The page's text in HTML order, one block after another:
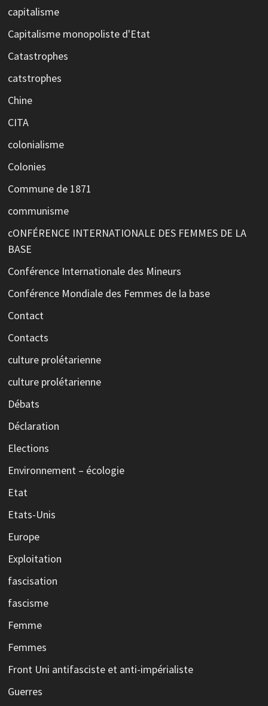
capitalisme
Capitalisme monopoliste d'Etat
Catastrophes
catstrophes
Chine
CITA
colonialisme
Colonies
Commune de 1871
communisme
cONFÉRENCE INTERNATIONALE DES FEMMES DE LA
BASE
Conférence Internationale des Mineurs
Conférence Mondiale des Femmes de la base
Contact
Contacts
culture prolétarienne
culture prolétarienne
Débats
Déclaration
Elections
Environnement – écologie
Etat
Etats-Unis
Europe
Exploitation
fascisation
fascisme
Femme
Femmes
Front Uni antifasciste et anti-impérialiste
Guerres